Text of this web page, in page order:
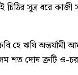
সূত্র ধরে
হে ঋষি অন্তর্যামী
শত দোষ ত্রুটি ও-